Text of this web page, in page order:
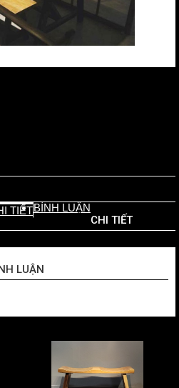
TIẾTBÌNH LUẬN
CHI TIẾT
LUẬN